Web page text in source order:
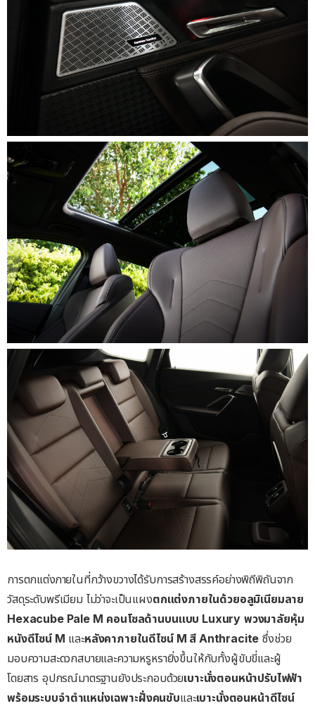
การตกแต่งภายในที่กว้างขวางได้รับการสร้างสรรค์อย่างพิถีพิถันจาก
วัสดุระดับพรีเมียม ไม่ว่าจะเป็นแผงตกแต่งภายในด้วยอลูมิเนียมลาย
Hexacube Pale M คอนโซลด้านบนแบบ Luxury พวงมาลัยหุ้ม
หนังดีไซน์ M และหลังคาภายในดีไซน์ M สี Anthracite ซึ่งช่วย
มอบความสะดวกสบายและความหรูหรายิ่งขึ้นให้กับทั้งผู้ขับขี่และผู้
โดยสาร อุปกรณ์มาตรฐานยังประกอบด้วยเบาะนั่งตอนหน้าปรับไฟฟ้า
พร้อมระบบจำตำแหน่งเฉพาะฝั่งคนขับและเบาะนั่งตอนหน้าดีไซน์